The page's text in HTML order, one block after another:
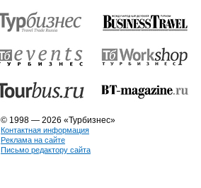
© 1998 — 2026 «Турбизнес»
Контактная информация
Реклама на сайте
Письмо редактору сайта